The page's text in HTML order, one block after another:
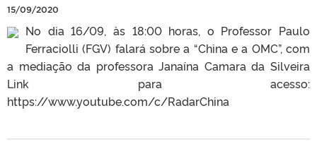
15/09/2020
No dia 16/09, às 18:00 horas, o Professor Paulo
Ferraciolli (FGV) falará sobre a “China e a OMC”, com
a mediação da professora Janaína Camara da Silveira
Link para acesso:
https://www.youtube.com/c/RadarChina